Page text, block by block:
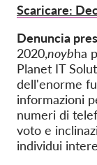
Scaricare:
Denuncia
2020,noybha
Planet IT
dell'enorme
informazioni
numeri di
voto e
individui